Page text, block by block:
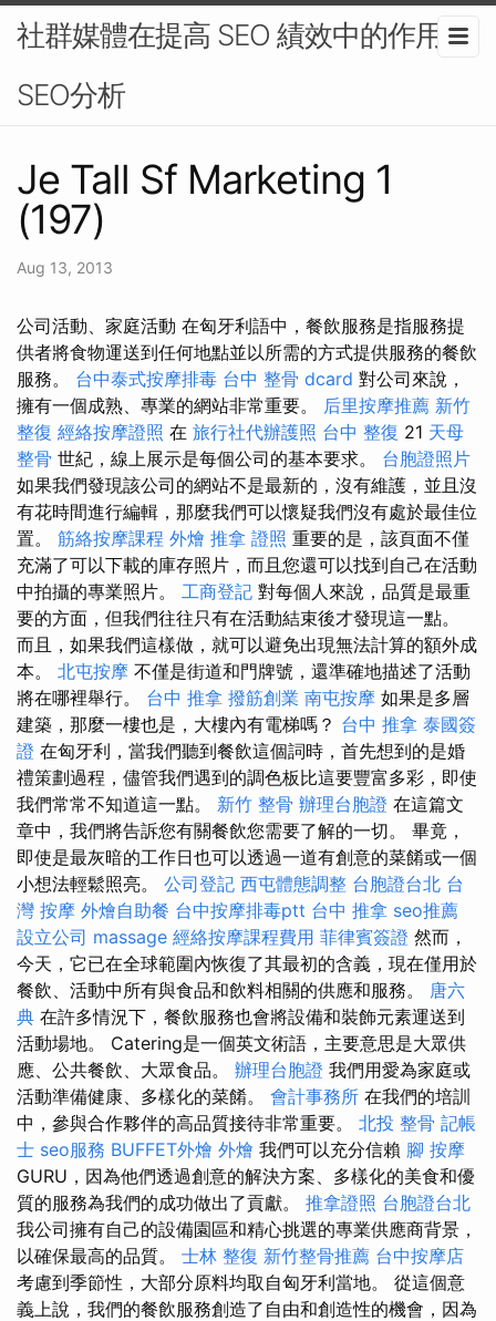
社群媒體在提高 SEO 績效中的作用-
SEO分析
Je Tall Sf Marketing 1
(197)
Aug 13, 2013
公司活動、家庭活動 在匈牙利語中，餐飲服務是指服務提
供者將食物運送到任何地點並以所需的方式提供服務的餐飲
服務。 台中泰式按摩排毒 台中 整骨 dcard 對公司來說，
擁有一個成熟、專業的網站非常重要。 后里按摩推薦 新竹
整復 經絡按摩證照 在 旅行社代辦護照 台中 整復 21 天母
整骨 世紀，線上展示是每個公司的基本要求。 台胞證照片
如果我們發現該公司的網站不是最新的，沒有維護，並且沒
有花時間進行編輯，那麼我們可以懷疑我們沒有處於最佳位
置。 筋絡按摩課程 外燴 推拿 證照 重要的是，該頁面不僅
充滿了可以下載的庫存照片，而且您還可以找到自己在活動
中拍攝的專業照片。 工商登記 對每個人來說，品質是最重
要的方面，但我們往往只有在活動結束後才發現這一點。
而且，如果我們這樣做，就可以避免出現無法計算的額外成
本。 北屯按摩 不僅是街道和門牌號，還準確地描述了活動
將在哪裡舉行。 台中 推拿 撥筋創業 南屯按摩 如果是多層
建築，那麼一樓也是，大樓內有電梯嗎？ 台中 推拿 泰國簽
證 在匈牙利，當我們聽到餐飲這個詞時，首先想到的是婚
禮策劃過程，儘管我們遇到的調色板比這要豐富多彩，即使
我們常常不知道這一點。 新竹 整骨 辦理台胞證 在這篇文
章中，我們將告訴您有關餐飲您需要了解的一切。 畢竟，
即使是最灰暗的工作日也可以透過一道有創意的菜餚或一個
小想法輕鬆照亮。 公司登記 西屯體態調整 台胞證台北 台
灣 按摩 外燴自助餐 台中按摩排毒ptt 台中 推拿 seo推薦
設立公司 massage 經絡按摩課程費用 菲律賓簽證 然而，
今天，它已在全球範圍內恢復了其最初的含義，現在僅用於
餐飲、活動中所有與食品和飲料相關的供應和服務。 唐六
典 在許多情況下，餐飲服務也會將設備和裝飾元素運送到
活動場地。 Catering是一個英文術語，主要意思是大眾供
應、公共餐飲、大眾食品。 辦理台胞證 我們用愛為家庭或
活動準備健康、多樣化的菜餚。 會計事務所 在我們的培訓
中，參與合作夥伴的高品質接待非常重要。 北投 整骨 記帳
士 seo服務 BUFFET外燴 外燴 我們可以充分信賴 腳 按摩
GURU，因為他們透過創意的解決方案、多樣化的美食和優
質的服務為我們的成功做出了貢獻。 推拿證照 台胞證台北
我公司擁有自己的設備園區和精心挑選的專業供應商背景，
以確保最高的品質。 士林 整復 新竹整骨推薦 台中按摩店
考慮到季節性，大部分原料均取自匈牙利當地。 從這個意
義上說，我們的餐飲服務創造了自由和創造性的機會，因為